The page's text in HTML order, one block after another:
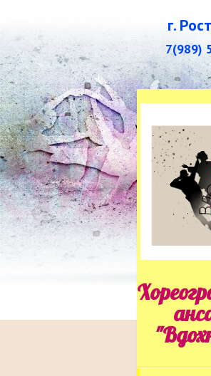
г.
7(989)